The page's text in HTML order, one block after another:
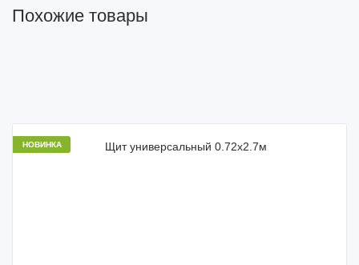
Похожие товары
НОВИНКА